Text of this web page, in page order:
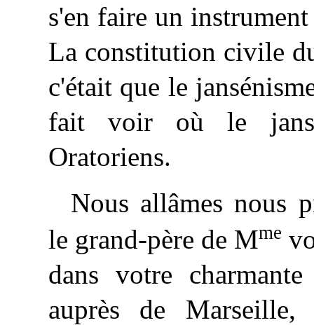
s'en faire un
La constitution civile
c'était que le
fait voir où le
Oratoriens.
Nous allâmes nous
le grand-père de Mme
dans votre
auprès de